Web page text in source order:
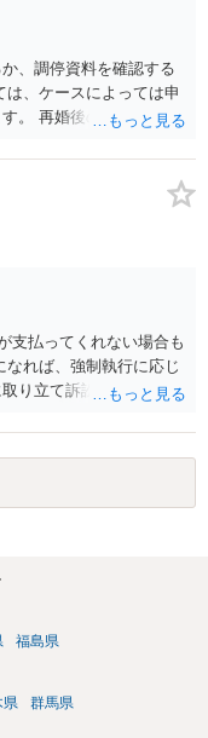
、調停資料を確認する
、ケースによっては申
。 再婚後の相手方の行
いても確認する必要が
個別に弁護士にご相談さ
支払ってくれない場合も
れば、強制執行に応じ
り立て訴訟を行うこと
検討します。 ＞何もで
るのでしょうか？ 取れ
求を行えば還付されま
しょうか？ できます。た
福島県
県 群馬県